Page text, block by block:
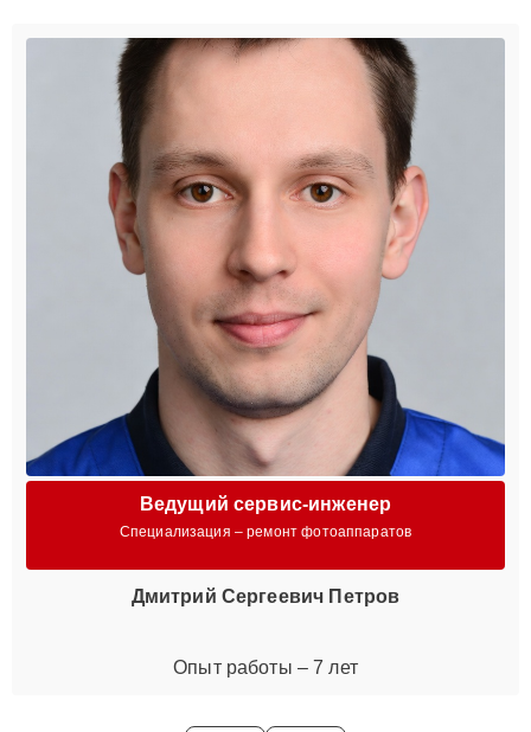
Ведущий сервис-инженер
Специализация – ремонт фотоаппаратов
Дмитрий Сергеевич Петров
Опыт работы – 7 лет